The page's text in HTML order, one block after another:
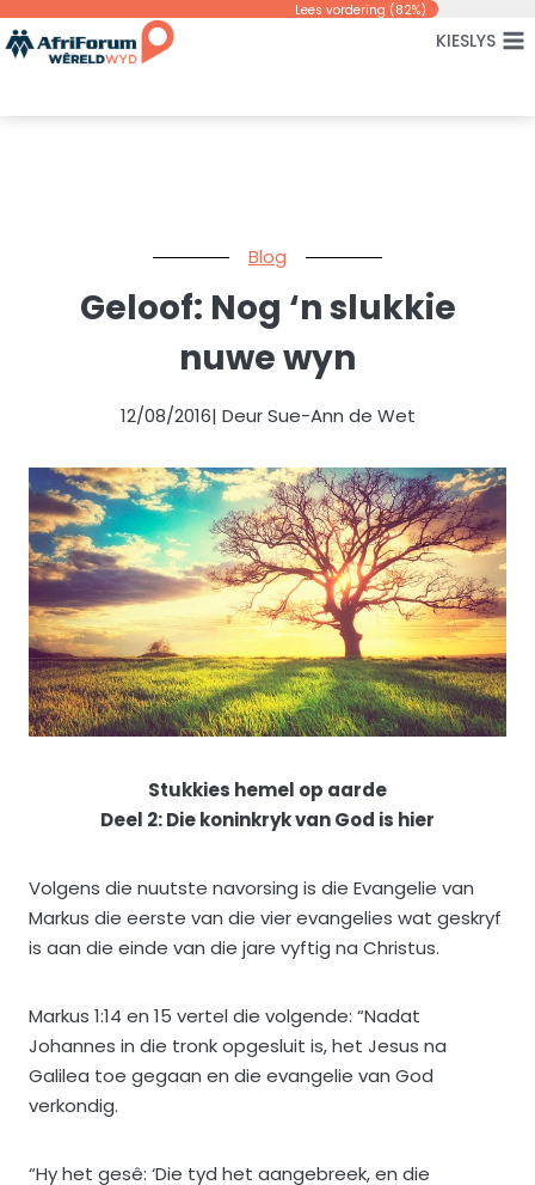
Skip
to
Lees vordering (82%)
KIESLYS
Blog
Geloof: Nog ‘n slukkie
nuwe wyn
12/08/2016| Deur Sue-Ann de Wet
Stukkies hemel op aarde
Deel 2:Die koninkryk van God is hier
Volgens die nuutste navorsing is die Evangelie van
Markus die eerste van die vier evangelies wat geskryf
is aan die einde van die jare vyftig na Christus.
Markus 1:14 en 15 vertel die volgende: “Nadat
Johannes in die tronk opgesluit is, het Jesus na
Galilea toe gegaan en die evangelie van God
verkondig.
“Hy het gesê: ‘Die tyd het aangebreek, en die